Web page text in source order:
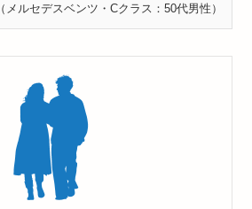
（メルセデスベンツ・Cクラス：50代男性）